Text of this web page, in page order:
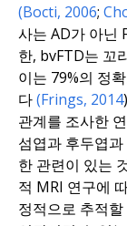
(Bocti, 2006;
사는 AD가 아닌
한, bvFTD는 꼬
이는 79%의 정
다(Frings, 2014
관계를 조사한
섬엽과 후두엽
한 관련이 있는
적 MRI 연구에
정적으로 추적